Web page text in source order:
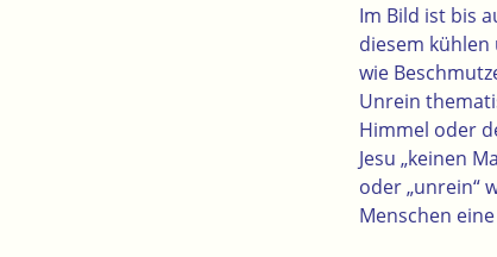
Im Bild ist bis
diesem
wie
Unrein
Himmel oder
Jesu „keinen
oder „unrein“
Menschen